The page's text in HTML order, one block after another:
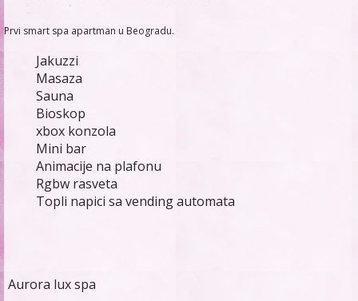
Prvi smart spa apartman u Beogradu.
Jakuzzi
Masaza
Sauna
Bioskop
xbox konzola
Mini bar
Animacije na plafonu
Rgbw rasveta
Topli napici sa vending automata
Aurora lux spa